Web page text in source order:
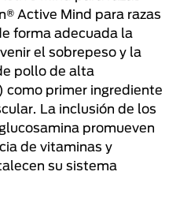
Active Mind para razas
forma adecuada la
el sobrepeso y la
pollo de alta
primer ingrediente
La inclusión de los
promueven
de vitaminas y
su sistema